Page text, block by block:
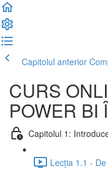
Capitolul anterior
CURS
POWER BI
Capitolul 1:
Lecția 1.1 -